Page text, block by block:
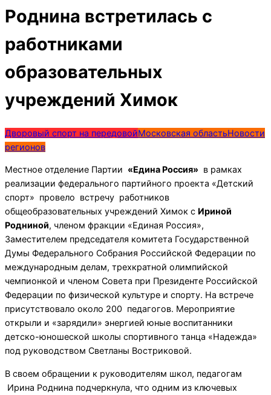
Роднина встретилась с
работниками
образовательных
учреждений Химок
Дворовый спорт на передовойМосковская областьНовости
регионов
Местное отделение Партии «Едина Россия» в рамках
реализации федерального партийного проекта «Детский
спорт» провело встречу работников
общеобразовательных учреждений Химок с Ириной
Родниной, членом фракции «Единая Россия»,
Заместителем председателя комитета Государственной
Думы Федерального Собрания Российской Федерации по
международным делам, трехкратной олимпийской
чемпионкой и членом Совета при Президенте Российской
Федерации по физической культуре и спорту. На встрече
присутствовало около 200 педагогов. Мероприятие
открыли и «зарядили» энергией юные воспитанники
детско-юношеской школы спортивного танца «Надежда»
под руководством Светланы Востриковой.
В своем обращении к руководителям школ, педагогам
Ирина Роднина подчеркнула, что одним из ключевых